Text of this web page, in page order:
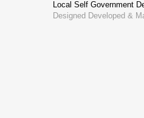
Local Self Government
Designed Developed &